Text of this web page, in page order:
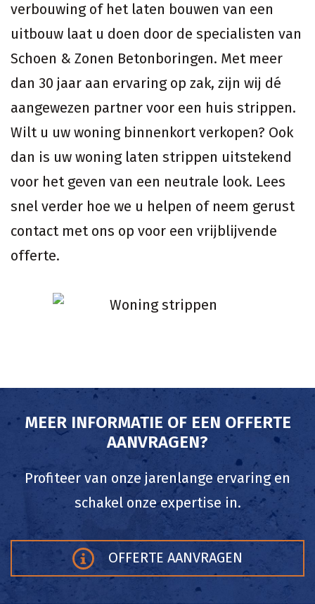
verbouwing of het laten bouwen van een
uitbouw laat u doen door de specialisten van
Schoen & Zonen Betonboringen. Met meer
dan 30 jaar aan ervaring op zak, zijn wij dé
aangewezen partner voor een huis strippen.
Wilt u uw woning binnenkort verkopen? Ook
dan is uw woning laten strippen uitstekend
voor het geven van een neutrale look. Lees
snel verder hoe we u helpen of neem gerust
contact met ons op voor een vrijblijvende
offerte.
MEER INFORMATIE OF EEN OFFERTE
AANVRAGEN?
Profiteer van onze jarenlange ervaring en
schakel onze expertise in.
OFFERTE AANVRAGEN